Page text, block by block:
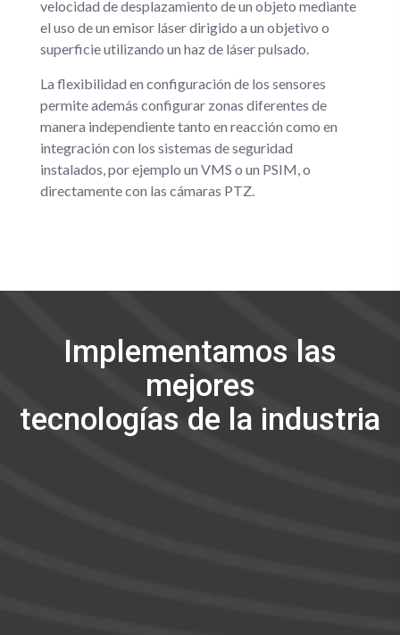
velocidad de desplazamiento de un objeto mediante
el uso de un emisor láser dirigido a un objetivo o
superficie utilizando un haz de láser pulsado.
La flexibilidad en configuración de los sensores
permite además configurar zonas diferentes de
manera independiente tanto en reacción como en
integración con los sistemas de seguridad
instalados, por ejemplo un VMS o un PSIM, o
directamente con las cámaras PTZ.
Implementamos las
mejores
tecnologías de la industria